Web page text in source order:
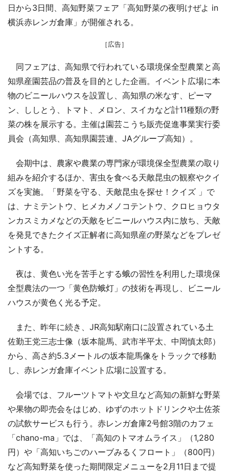
日から3日間、高知野菜フェア「高知野菜の夜明けぜよ in
横浜赤レンガ倉庫」が開催される。
［広告］
同フェアは、高知県で行われている環境保全型農業と高
知県産園芸品の普及を目的とした企画。イベント広場に本
物のビニールハウスを設置し、高知県の米なす、ピーマ
ン、ししとう、トマト、メロン、スイカなど計11種類の野
菜の株を展示する。主催は園芸こうち販売促進事業実行委
員会（高知県、高知県園芸連、JAグループ高知）。
会期中は、農家や農業の専門家が環境保全型農業の取り
組みを紹介するほか、害虫を食べる天敵昆虫の観察やクイ
ズを実施。「野菜を守る、天敵昆虫を探せ！クイズ 」で
は、ナミテントウ、ヒメカメノコテントウ、クロヒョウタ
ンカスミカメなどの天敵をビニールハウス内に放ち、天敵
を発見できたクイズ正解者に高知県産の野菜などをプレゼ
ントする。
夜は、黄色い光を苦手とする蛾の習性を利用した環境保
全型農法の一つ「黄色防蛾灯」の技術を再現し、ビニール
ハウスが黄色く光る予定。
また、昨年に続き、JR高知駅南口に設置されている土
佐勤王党三志士像（坂本龍馬、武市半平太、中岡慎太郎）
から、高さ約5.3メートルの坂本龍馬像をトラックで移動
し、赤レンガ倉庫イベント広場に設置する。
会場では、フルーツトマトや文旦など高知の新鮮な野菜
や果物の即売会をはじめ、ゆずのホットドリンクや土佐茶
の試飲サービスも行う。赤レンガ倉庫2号館3階のカフェ
「chano-ma」では、「高知のトマオムライス」（1,280
円）や「高知いちごのハーブみるくフロート」（800円）
など高知野菜を使った期間限定メニューを2月11日まで提